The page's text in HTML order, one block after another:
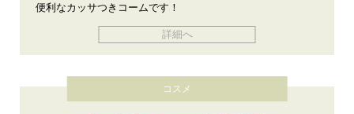
便利なカッサつきコームです！
詳細へ
コスメ